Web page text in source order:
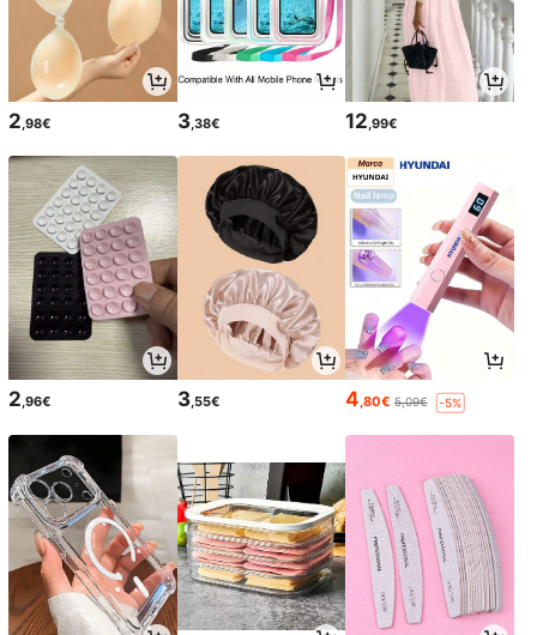
2,98€ 3,38€ 12,99€
2,96€ 3,55€ 4,80€ 5,09€ -5%